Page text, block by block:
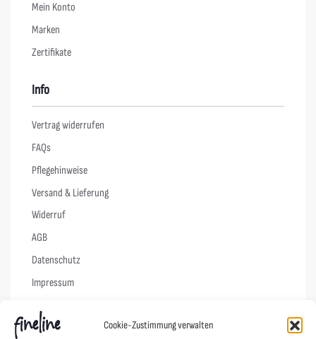
Cookie-Zustimmung verwalten
Mein Konto
Marken
Zertifikate
Info
Vertrag widerrufen
FAQs
Pflegehinweise
Versand & Lieferung
Widerruf
AGB
Datenschutz
Impressum